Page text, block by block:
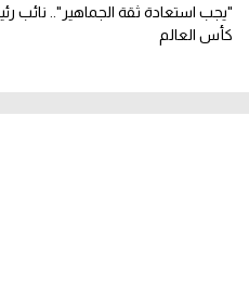
"يجب استعادة ثقة الجماهير".. نائب
كأس العالم